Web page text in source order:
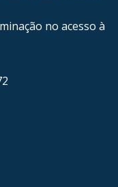
no acesso à